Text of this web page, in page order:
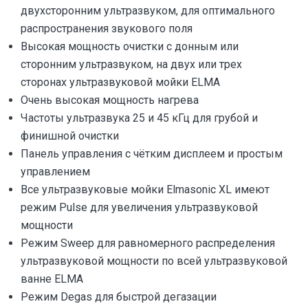
двухсторонним ультразвуком, для оптимального
распространения звукового поля
Высокая мощность очистки с донным или
сторонним ультразвуком, на двух или трех
сторонах ультразвуковой мойки ELMA
Очень высокая мощность нагрева
Частоты ультразвука 25 и 45 кГц для грубой и
финишной очистки
Панель управления с чётким дисплеем и простым
управлением
Все ультразвуковые мойки Elmasonic XL имеют
режим Pulse для увеличения ультразвуковой
мощности
Режим Sweep для равномерного распределения
ультразвуковой мощности по всей ультразвуковой
ванне ELMA
Режим Degas для быстрой дегазации